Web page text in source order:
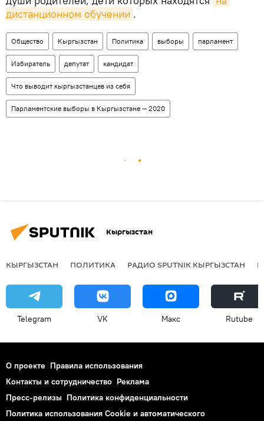
дистанционном обучении .
Общество Кыргызстан Политика выборы парламент
Избиратель депутат кандидат
Что выводит кыргызстанцев из себя
Парламентские выборы в Кыргызстане — 2020
Кыргызстан
КЫРГЫЗСТАН ПОЛИТИКА РАДИО SPUTNIK КЫРГЫЗСТАН
Telegram VK Макс Rutube
О проекте Правила использования
Контакты и сотрудничество Реклама
Пресс-релизы Политика конфиденциальности
Политика использования Cookie и автоматического